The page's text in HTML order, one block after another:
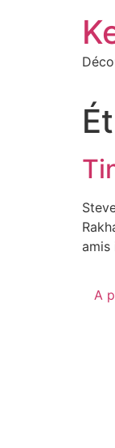
amis
A